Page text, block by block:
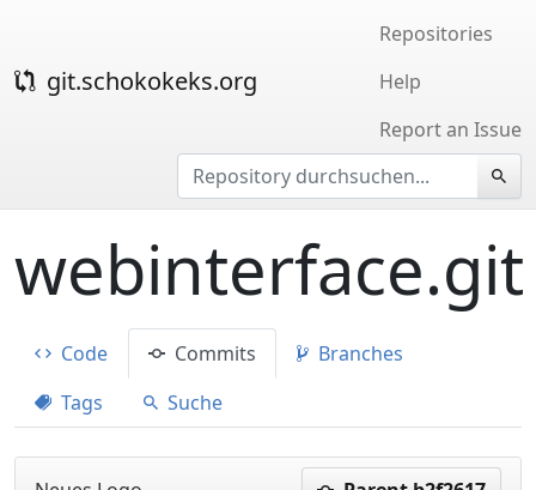
git.schokokeks.org
Repositories
Help
Report an Issue
webinterface.git
Code Commits
Branches
Tags
Suche